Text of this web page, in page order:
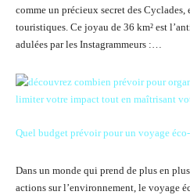
comme un précieux secret des Cyclades,
touristiques. Ce joyau de 36 km² est
adulées par les Instagrammeurs :…
Quel budget prévoir pour un voyage
Dans un monde qui prend de plus en
actions sur l’environnement, le voyage